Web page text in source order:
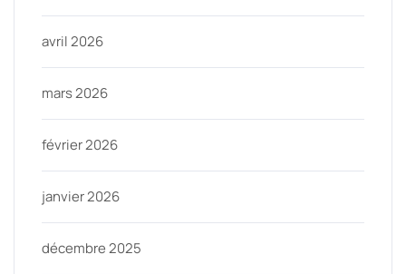
avril 2026
mars 2026
février 2026
janvier 2026
décembre 2025